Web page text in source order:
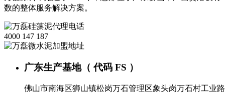
数的整体服务解决方案。
4000 147 187
广东生产基地（ 代码 FS ）
佛山市南海区狮山镇松岗万石管理区象头岗万石村工业